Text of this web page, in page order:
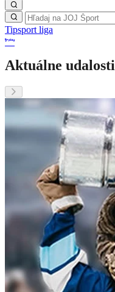
Tipsport liga
Aktuálne udalosti